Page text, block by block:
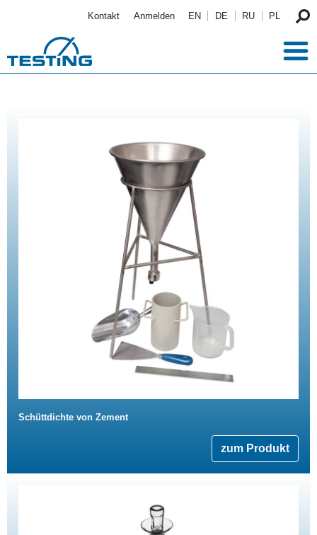
Kontakt Anmelden EN DE RU PL
Schüttdichte von Zement
zum Produkt